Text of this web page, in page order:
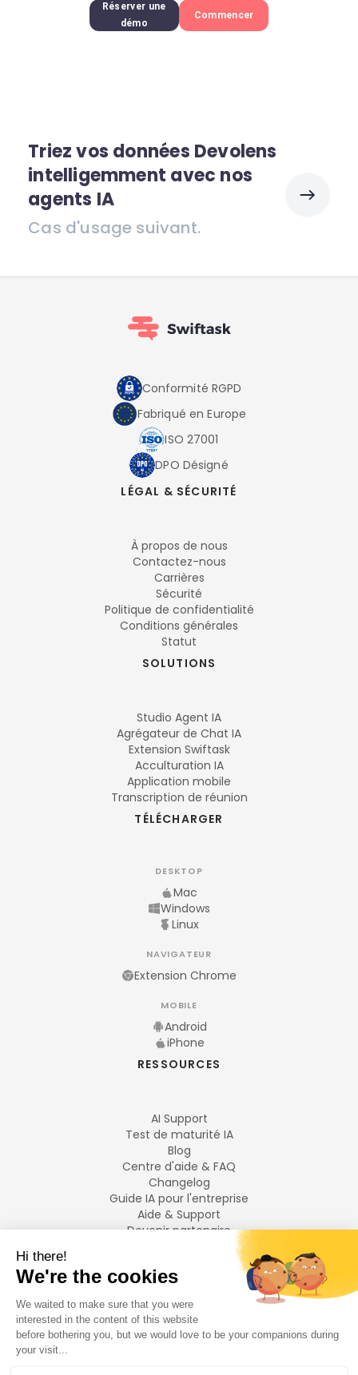
Réserver une
démo
Commencer
Triez vos données Devolens
intelligemment avec nos
agents IA
Cas d'usage suivant.
Conformité RGPD
Fabriqué en Europe
ISO 27001
DPO Désigné
LÉGAL & SÉCURITÉ
À propos de nous
Contactez-nous
Carrières
Sécurité
Politique de confidentialité
Conditions générales
Statut
SOLUTIONS
Studio Agent IA
Agrégateur de Chat IA
Extension Swiftask
Acculturation IA
Application mobile
Transcription de réunion
TÉLÉCHARGER
DESKTOP
Mac
Windows
Linux
NAVIGATEUR
Extension Chrome
MOBILE
Android
iPhone
RESSOURCES
AI Support
Test de maturité IA
Blog
Centre d'aide & FAQ
Changelog
Guide IA pour l'entreprise
Aide & Support
Devenir partenaire
LANGUES
Français
English